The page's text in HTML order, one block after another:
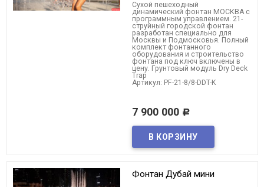
Cухой пешеходный
динамический фонтан МОСКВА с
программным управлением. 21-
струйный городской фонтан
разработан специально для
Москвы и Подмосковья. Полный
комплект фонтанного
оборудования и строительство
фонтана под ключ включены в
цену. Грунтовый модуль Dry Deck
Trap
Артикул: PF-21-8/8-DDT-K
7 900 000 Р
Фонтан Дубай мини